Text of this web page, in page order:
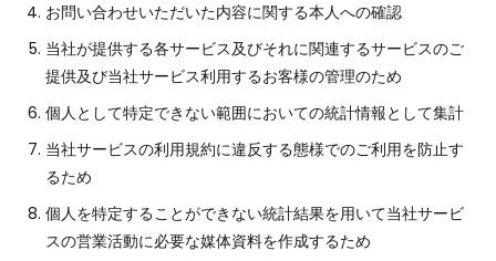
お問い合わせいただいた内容に関する本人への確認
当社が提供する各サービス及びそれに関連するサービスのご
提供及び当社サービス利用するお客様の管理のため
個人として特定できない範囲においての統計情報として集計
当社サービスの利用規約に違反する態様でのご利用を防止す
るため
個人を特定することができない統計結果を用いて当社サービ
スの営業活動に必要な媒体資料を作成するため